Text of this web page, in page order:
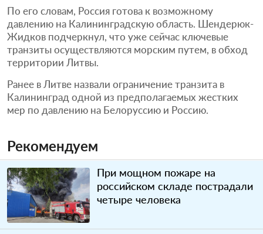
По его словам, Россия готова к возможному
давлению на Калининградскую область. Шендерюк-
Жидков подчеркнул, что уже сейчас ключевые
транзиты осуществляются морским путем, в обход
территории Литвы.
Ранее в Литве назвали ограничение транзита в
Калининград одной из предполагаемых жестких
мер по давлению на Белоруссию и Россию.
Рекомендуем
При мощном пожаре на
российском складе пострадали
четыре человека